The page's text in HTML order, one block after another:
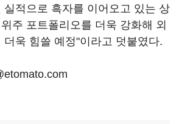
실적으로 흑자를 이어오고 있는 상
주 포트폴리오를 더욱 강화해 외
더욱 힘쓸 예정"이라고 덧붙였다.